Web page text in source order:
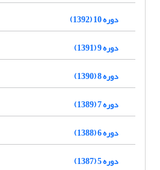
دوره 10 (1392)
دوره 9 (1391)
دوره 8 (1390)
دوره 7 (1389)
دوره 6 (1388)
دوره 5 (1387)